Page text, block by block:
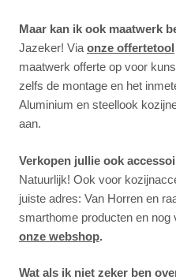
Maar kan ik ook maatwerk
Jazeker! Via onze offertetool
maatwerk offerte op voor
zelfs de montage en het
Aluminium en steellook
aan.
Verkopen jullie ook
Natuurlijk! Ook voor
juiste adres: Van Horren en
smarthome producten en nog
onze webshop.
Wat als ik niet zeker ben